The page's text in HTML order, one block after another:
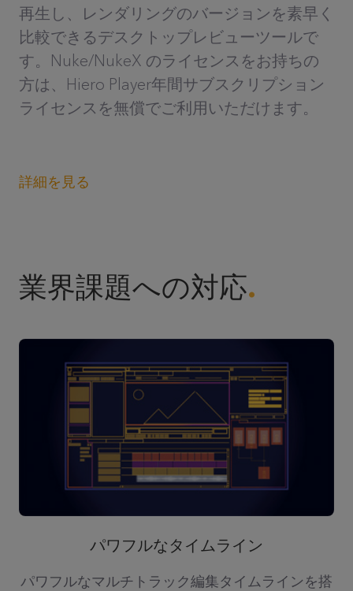
再生し、レンダリングのバージョンを素早く
比較できるデスクトップレビューツールで
す。Nuke/NukeX のライセンスをお持ちの
方は、Hiero Player年間サブスクリプション
ライセンスを無償でご利用いただけます。
詳細を見る
業界課題への対応
パワフルなタイムライン
パワフルなマルチトラック編集タイムラインを搭